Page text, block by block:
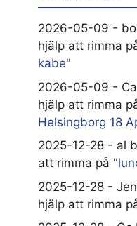
2026-05-09 -
hjälp att rimma
kabe"
2026-05-09 -
hjälp att rimma
Helsingborg 18
2025-12-28 - al
att rimma på "
2025-12-28 -
hjälp att rimma